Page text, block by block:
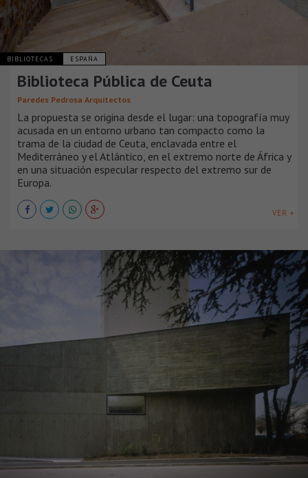
BIBLIOTECAS ESPAÑA
Biblioteca Pública de Ceuta
Paredes Pedrosa Arquitectos
La propuesta se origina desde el lugar: una topografía muy
acusada en un entorno urbano tan compacto como la
trama de la ciudad de Ceuta, enclavada entre el
Mediterráneo y el Atlántico, en el extremo norte de África y
en una situación especular respecto del extremo sur de
Europa.
VER +